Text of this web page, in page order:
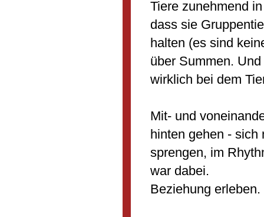
Tiere zunehmend
dass sie
halten (es sind
über Summen.
wirklich bei dem
Mit- und
hinten gehen - sich
sprengen, im
war dabei.
Beziehung erleben.